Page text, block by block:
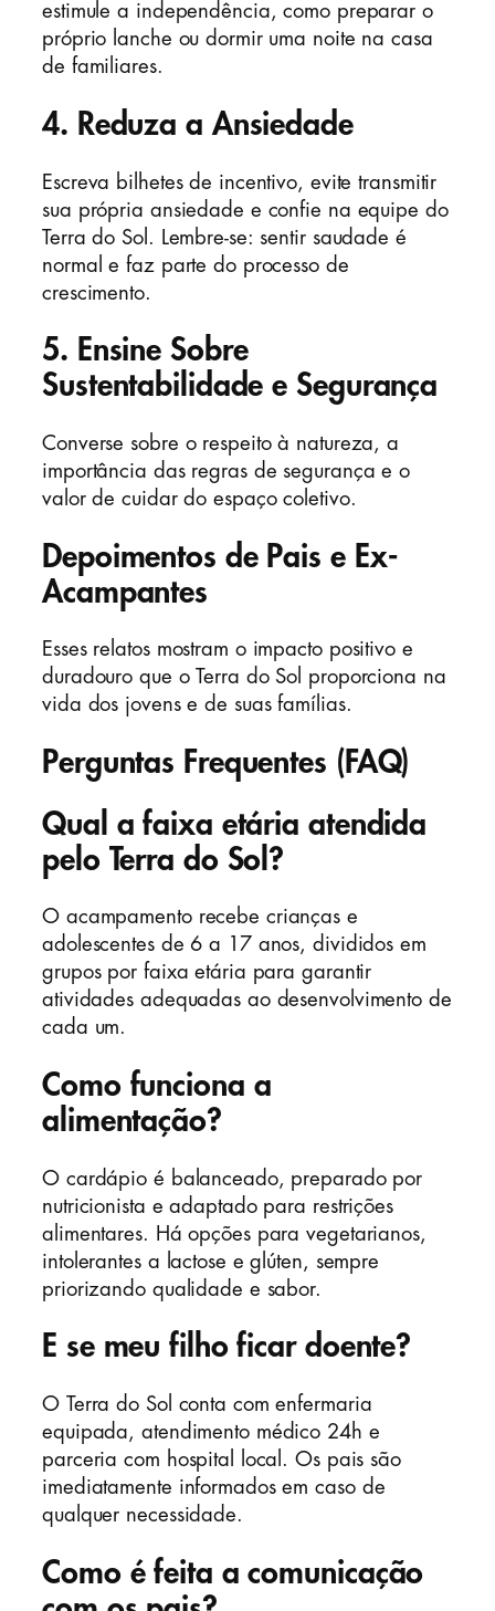
estimule a independência, como preparar o
próprio lanche ou dormir uma noite na casa
de familiares.
4. Reduza a Ansiedade
Escreva bilhetes de incentivo, evite transmitir
sua própria ansiedade e confie na equipe do
Terra do Sol. Lembre-se: sentir saudade é
normal e faz parte do processo de
crescimento.
5. Ensine Sobre
Sustentabilidade e Segurança
Converse sobre o respeito à natureza, a
importância das regras de segurança e o
valor de cuidar do espaço coletivo.
Depoimentos de Pais e Ex-
Acampantes
Esses relatos mostram o impacto positivo e
duradouro que o Terra do Sol proporciona na
vida dos jovens e de suas famílias.
Perguntas Frequentes (FAQ)
Qual a faixa etária atendida
pelo Terra do Sol?
O acampamento recebe crianças e
adolescentes de 6 a 17 anos, divididos em
grupos por faixa etária para garantir
atividades adequadas ao desenvolvimento de
cada um.
Como funciona a
alimentação?
O cardápio é balanceado, preparado por
nutricionista e adaptado para restrições
alimentares. Há opções para vegetarianos,
intolerantes a lactose e glúten, sempre
priorizando qualidade e sabor.
E se meu filho ficar doente?
O Terra do Sol conta com enfermaria
equipada, atendimento médico 24h e
parceria com hospital local. Os pais são
imediatamente informados em caso de
qualquer necessidade.
Como é feita a comunicação